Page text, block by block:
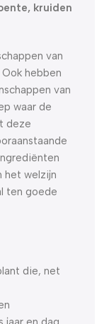
kruiden
van
hebben
van
waar de
deze
het welzijn
ten goede
die, net